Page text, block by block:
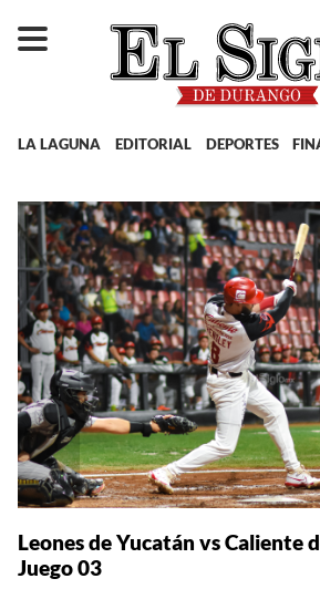
LA LAGUNA EDITORIAL DEPORTES
Leones de Yucatán vs Caliente
Juego 03